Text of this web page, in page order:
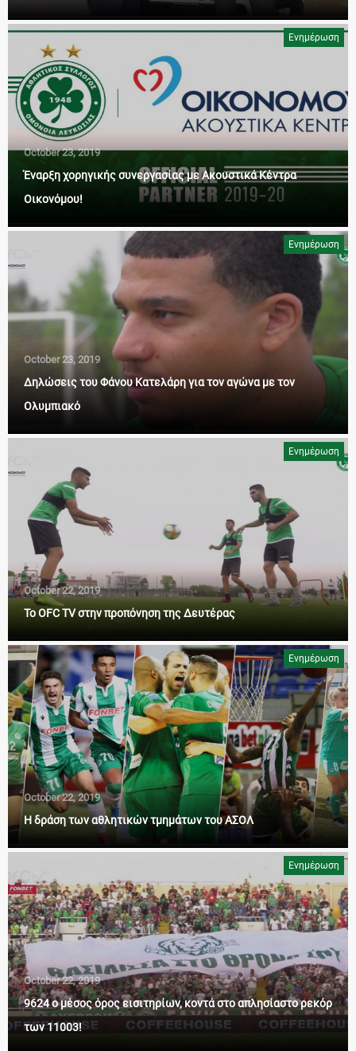
Ενημέρωση
October 23, 2019
Έναρξη χορηγικής συνεργασίας με Ακουστικά Κέντρα
Οικονόμου!
Ενημέρωση
October 23, 2019
Δηλώσεις του Φάνου Κατελάρη για τον αγώνα με τον
Ολυμπιακό
Ενημέρωση
October 22, 2019
Το OFC TV στην προπόνηση της Δευτέρας
Ενημέρωση
October 22, 2019
Η δράση των αθλητικών τμημάτων του ΑΣΟΛ
Ενημέρωση
October 22, 2019
9624 ο μέσος όρος εισιτηρίων, κοντά στο απλησίαστο ρεκόρ
των 11003!